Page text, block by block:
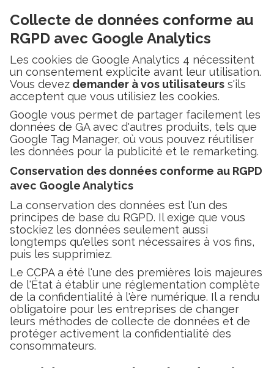
Collecte de données conforme au
RGPD avec Google Analytics
Les cookies de Google Analytics 4 nécessitent
un consentement explicite avant leur utilisation.
Vous devez demander à vos utilisateurs s'ils
acceptent que vous utilisiez les cookies.
Google vous permet de partager facilement les
données de GA avec d'autres produits, tels que
Google Tag Manager, où vous pouvez réutiliser
les données pour la publicité et le remarketing.
Conservation des données conforme au RGPD
avec Google Analytics
La conservation des données est l'un des
principes de base du RGPD. Il exige que vous
stockiez les données seulement aussi
longtemps qu'elles sont nécessaires à vos fins,
puis les supprimiez.
Le CCPA a été l'une des premières lois majeures
de l'État à établir une réglementation complète
de la confidentialité à l'ère numérique. Il a rendu
obligatoire pour les entreprises de changer
leurs méthodes de collecte de données et de
protéger activement la confidentialité des
consommateurs.